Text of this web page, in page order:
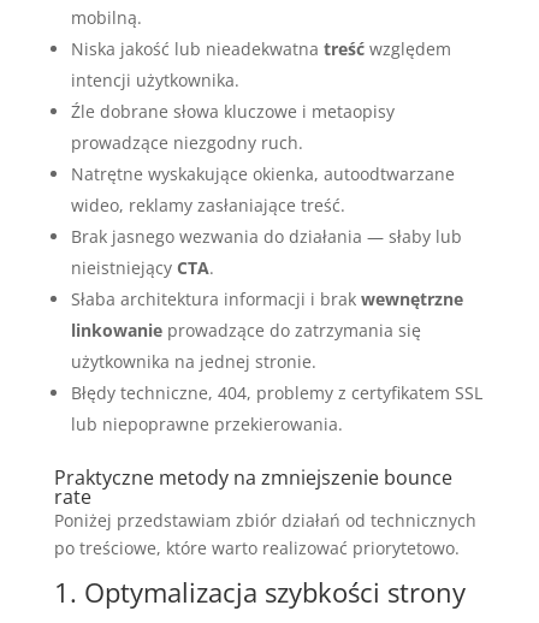
mobilną.
Niska jakość lub nieadekwatna treśćwzględem
intencji użytkownika.
Źle dobrane słowa kluczowe i metaopisy
prowadzące niezgodny ruch.
Natrętne wyskakujące okienka, autoodtwarzane
wideo, reklamy zasłaniające treść.
Brak jasnego wezwania do działania — słaby lub
nieistniejący CTA.
Słaba architektura informacji i brak wewnętrzne
linkowanieprowadzące do zatrzymania się
użytkownika na jednej stronie.
Błędy techniczne, 404, problemy z certyfikatem SSL
lub niepoprawne przekierowania.
Praktyczne metody na zmniejszenie bounce
rate
Poniżej przedstawiam zbiór działań od technicznych
po treściowe, które warto realizować priorytetowo.
1. Optymalizacja szybkości strony